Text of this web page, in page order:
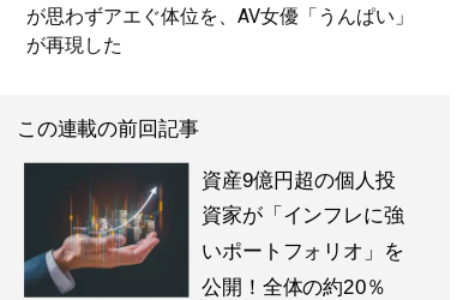
が思わずアエぐ体位を、AV女優「うんぱい」
が再現した
この連載の前回記事
資産9億円超の個人投
資家が「インフレに強
いポートフォリオ」を
公開！全体の約20％